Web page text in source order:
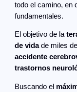
todo el camino, en
fundamentales.
El objetivo de la
de vidade miles
accidente
trastornos
Buscando el